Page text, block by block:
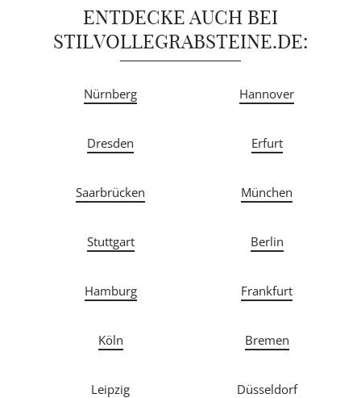
ENTDECKE AUCH BEI
STILVOLLEGRABSTEINE.DE:
Nürnberg Hannover
Dresden Erfurt
Saarbrücken München
Stuttgart Berlin
Hamburg Frankfurt
Köln Bremen
Leipzig Düsseldorf